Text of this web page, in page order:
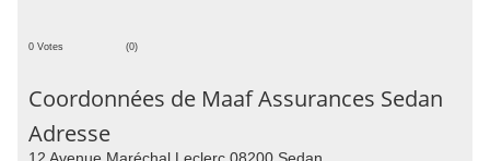
0 Votes (0)
Coordonnées de Maaf Assurances Sedan
Adresse